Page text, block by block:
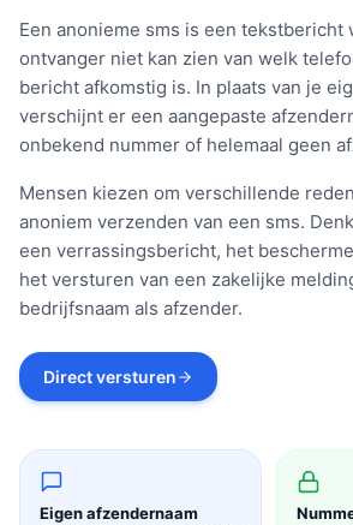
Een anonieme sms is een tekstbericht
ontvanger niet kan zien van welk
bericht afkomstig is. In plaats van je
verschijnt er een aangepaste
onbekend nummer of helemaal geen
Mensen kiezen om verschillende
anoniem verzenden van een sms.
een verrassingsbericht, het
het versturen van een zakelijke
bedrijfsnaam als afzender.
Direct versturen
Eigen afzendernaam